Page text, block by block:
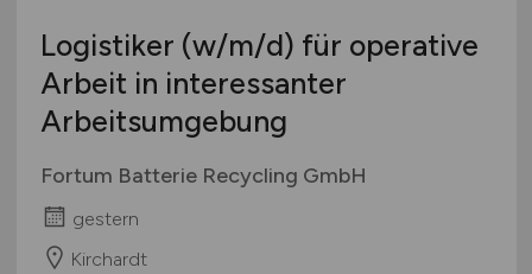
Logistiker (w/m/d) für operative
Arbeit in interessanter
Arbeitsumgebung
Fortum Batterie Recycling GmbH
gestern
Kirchardt